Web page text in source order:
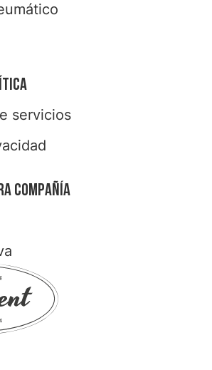
servicios
COMPAÑÍA